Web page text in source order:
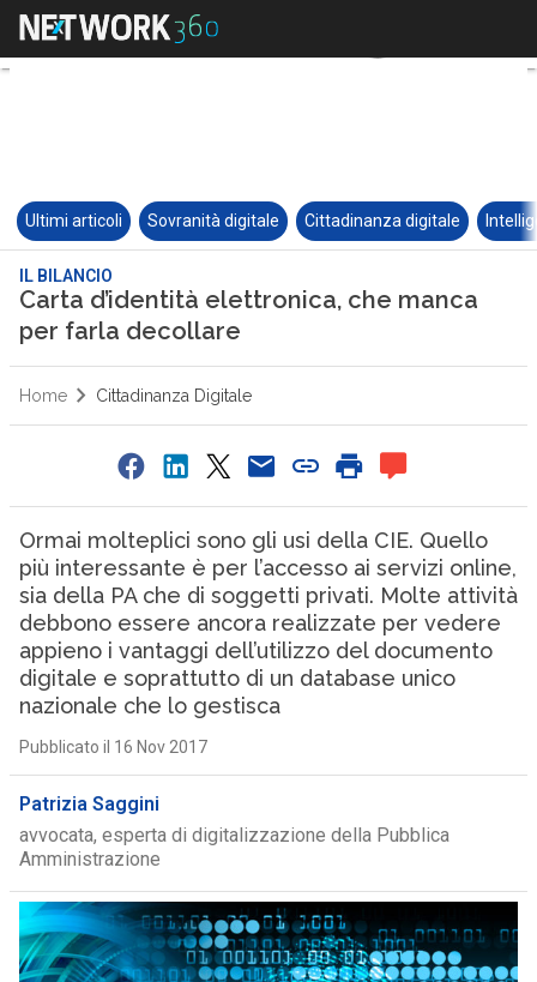
Ultimi articoli Sovranità digitale Cittadinanza digitale
IL BILANCIO
Carta d’identità elettronica, che manca
per farla decollare
Home Cittadinanza Digitale
Ormai molteplici sono gli usi della CIE. Quello
più interessante è per l’accesso ai servizi online,
sia della PA che di soggetti privati. Molte attività
debbono essere ancora realizzate per vedere
appieno i vantaggi dell’utilizzo del documento
digitale e soprattutto di un database unico
nazionale che lo gestisca
Pubblicato il 16 Nov 2017
Patrizia Saggini
avvocata, esperta di digitalizzazione della Pubblica
Amministrazione